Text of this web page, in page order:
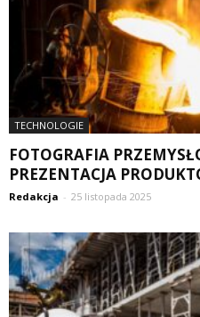
TECHNOLOGIE
FOTOGRAFIA
PREZENTACJA
Redakcja - 25 listopada 2025